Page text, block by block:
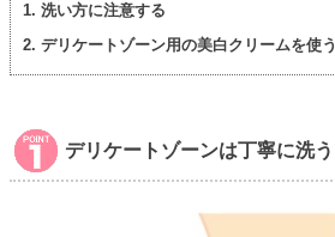
1. 洗い方に注意する
2. デリケートゾーン用の美白クリームを使う
デリケートゾーンは丁寧に洗う